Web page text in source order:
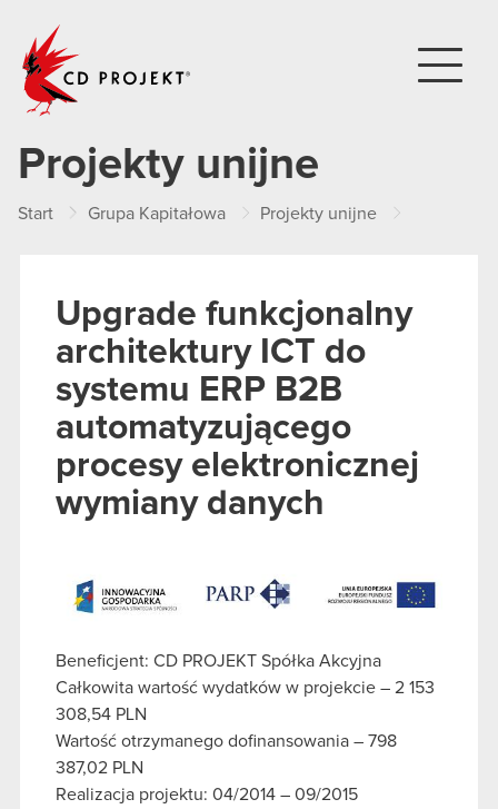
Projekty unijne
Start Grupa Kapitałowa Projekty unijne
Upgrade funkcjonalny
architektury ICT do
systemu ERP B2B
automatyzującego
procesy elektronicznej
wymiany danych
Beneficjent: CD PROJEKT Spółka Akcyjna
Całkowita wartość wydatków w projekcie – 2 153
308,54 PLN
Wartość otrzymanego dofinansowania – 798
387,02 PLN
Realizacja projektu: 04/2014 – 09/2015